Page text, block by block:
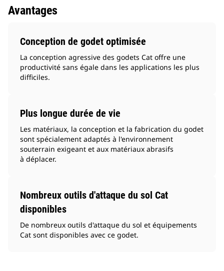
Avantages
Conception de godet optimisée
La conception agressive des godets Cat offre une
productivité sans égale dans les applications les plus
difficiles.
Plus longue durée de vie
Les matériaux, la conception et la fabrication du godet
sont spécialement adaptés à l'environnement
souterrain exigeant et aux matériaux abrasifs
à déplacer.
Nombreux outils d'attaque du sol Cat
disponibles
De nombreux outils d'attaque du sol et équipements
Cat sont disponibles avec ce godet.